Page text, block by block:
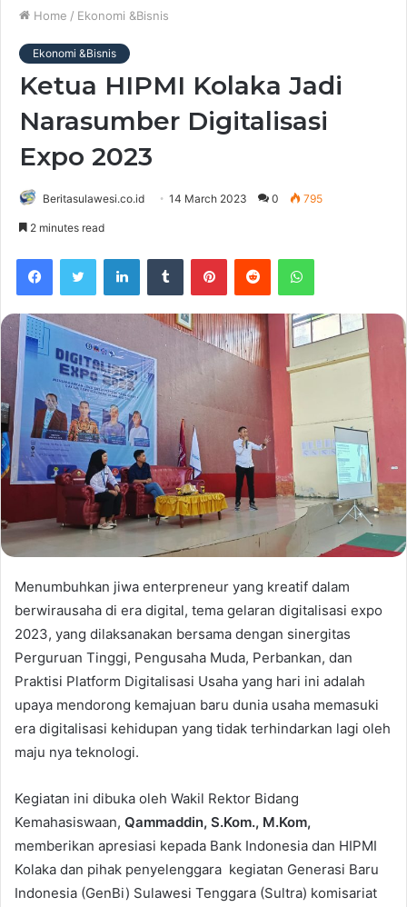
Home / Ekonomi &Bisnis
Ekonomi &Bisnis
Ketua HIPMI Kolaka Jadi
Narasumber Digitalisasi
Expo 2023
Beritasulawesi.co.id 14 March 2023 0 795
2 minutes read
Menumbuhkan jiwa enterpreneur yang kreatif dalam
berwirausaha di era digital, tema gelaran digitalisasi expo
2023, yang dilaksanakan bersama dengan sinergitas
Perguruan Tinggi, Pengusaha Muda, Perbankan, dan
Praktisi Platform Digitalisasi Usaha yang hari ini adalah
upaya mendorong kemajuan baru dunia usaha memasuki
era digitalisasi kehidupan yang tidak terhindarkan lagi oleh
maju nya teknologi.
Kegiatan ini dibuka oleh Wakil Rektor Bidang
Kemahasiswaan, Qammaddin, S.Kom., M.Kom,
memberikan apresiasi kepada Bank Indonesia dan HIPMI
Kolaka dan pihak penyelenggara kegiatan Generasi Baru
Indonesia (GenBi) Sulawesi Tenggara (Sultra) komisariat